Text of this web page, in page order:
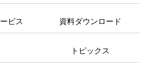
ビス 資料ダウンロード
トピックス